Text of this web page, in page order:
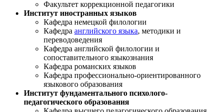
Факультет коррекционной педагогики
Институт иностранных языков
Кафедра немецкой филологии
Кафедра английского языка, методики и
переводоведения
Кафедра английской филологии и
сопоставительного языкознания
Кафедра романских языков
Кафедра профессионально-ориентированного
языкового образования
Институт фундаментального психолого-
педагогического образования